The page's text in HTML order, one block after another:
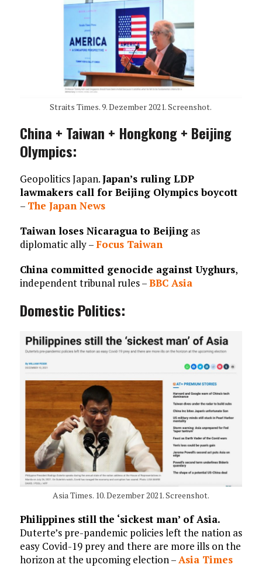
Straits Times. 9. Dezember 2021. Screenshot.
China + Taiwan + Hongkong + Beijing
Olympics:
Geopolitics Japan.Japan’s ruling LDP
lawmakers call for Beijing Olympics boycott
– The Japan News
Taiwan loses Nicaragua to Beijingas
diplomatic ally –Focus Taiwan
China committed genocide against Uyghurs,
independent tribunal rules –BBC Asia
Domestic Politics:
Asia Times. 10. Dezember 2021. Screenshot.
Philippines still the ‘sickest man’ of Asia.
Duterte’s pre-pandemic policies left the nation as
easy Covid-19 prey and there are more ills on the
horizon at the upcoming election –Asia Times